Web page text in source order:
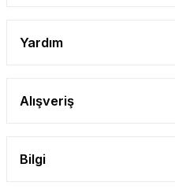
Yardım
Alışveriş
Bilgi